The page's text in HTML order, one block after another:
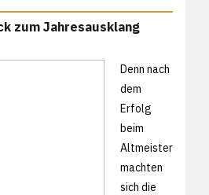
zum Jahresausklang
Denn nach
dem
Erfolg
beim
Altmeister
machten
sich die